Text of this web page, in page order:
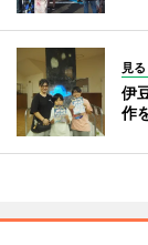
見
伊
作